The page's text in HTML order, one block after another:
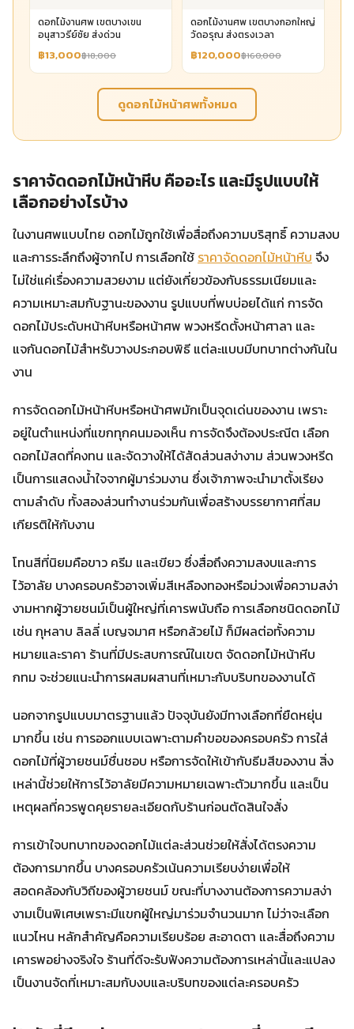
ดอกไม้งานศพ เขตบางเขน
อนุสาวรีย์ชัย ส่งด่วน
฿13,000฿18,000
ดอกไม้งานศพ เขตบางกอกใหญ่
วัดอรุณ ส่งตรงเวลา
฿120,000฿160,000
ดูดอกไม้หน้าศพทั้งหมด
ราคาจัดดอกไม้หน้าหีบ คืออะไร และมีรูปแบบให้
เลือกอย่างไรบ้าง
ในงานศพแบบไทย ดอกไม้ถูกใช้เพื่อสื่อถึงความบริสุทธิ์ ความสงบ
และการระลึกถึงผู้จากไป การเลือกใช้ ราคาจัดดอกไม้หน้าหีบ จึง
ไม่ใช่แค่เรื่องความสวยงาม แต่ยังเกี่ยวข้องกับธรรมเนียมและ
ความเหมาะสมกับฐานะของงาน รูปแบบที่พบบ่อยได้แก่ การจัด
ดอกไม้ประดับหน้าหีบหรือหน้าศพ พวงหรีดตั้งหน้าศาลา และ
แจกันดอกไม้สำหรับวางประกอบพิธี แต่ละแบบมีบทบาทต่างกันใน
งาน
การจัดดอกไม้หน้าหีบหรือหน้าศพมักเป็นจุดเด่นของงาน เพราะ
อยู่ในตำแหน่งที่แขกทุกคนมองเห็น การจัดจึงต้องประณีต เลือก
ดอกไม้สดที่คงทน และจัดวางให้ได้สัดส่วนสง่างาม ส่วนพวงหรีด
เป็นการแสดงน้ำใจจากผู้มาร่วมงาน ซึ่งเจ้าภาพจะนำมาตั้งเรียง
ตามลำดับ ทั้งสองส่วนทำงานร่วมกันเพื่อสร้างบรรยากาศที่สม
เกียรติให้กับงาน
โทนสีที่นิยมคือขาว ครีม และเขียว ซึ่งสื่อถึงความสงบและการ
ไว้อาลัย บางครอบครัวอาจเพิ่มสีเหลืองทองหรือม่วงเพื่อความสง่า
งามหากผู้วายชนม์เป็นผู้ใหญ่ที่เคารพนับถือ การเลือกชนิดดอกไม้
เช่น กุหลาบ ลิลลี่ เบญจมาศ หรือกล้วยไม้ ก็มีผลต่อทั้งความ
หมายและราคา ร้านที่มีประสบการณ์ในเขต จัดดอกไม้หน้าหีบ
กทม จะช่วยแนะนำการผสมผสานที่เหมาะกับบริบทของงานได้
นอกจากรูปแบบมาตรฐานแล้ว ปัจจุบันยังมีทางเลือกที่ยืดหยุ่น
มากขึ้น เช่น การออกแบบเฉพาะตามคำขอของครอบครัว การใส่
ดอกไม้ที่ผู้วายชนม์ชื่นชอบ หรือการจัดให้เข้ากับธีมสีของงาน สิ่ง
เหล่านี้ช่วยให้การไว้อาลัยมีความหมายเฉพาะตัวมากขึ้น และเป็น
เหตุผลที่ควรพูดคุยรายละเอียดกับร้านก่อนตัดสินใจสั่ง
การเข้าใจบทบาทของดอกไม้แต่ละส่วนช่วยให้สั่งได้ตรงความ
ต้องการมากขึ้น บางครอบครัวเน้นความเรียบง่ายเพื่อให้
สอดคล้องกับวิถีของผู้วายชนม์ ขณะที่บางงานต้องการความสง่า
งามเป็นพิเศษเพราะมีแขกผู้ใหญ่มาร่วมจำนวนมาก ไม่ว่าจะเลือก
แนวไหน หลักสำคัญคือความเรียบร้อย สะอาดตา และสื่อถึงความ
เคารพอย่างจริงใจ ร้านที่ดีจะรับฟังความต้องการเหล่านี้และแปลง
เป็นงานจัดที่เหมาะสมกับงบและบริบทของแต่ละครอบครัว